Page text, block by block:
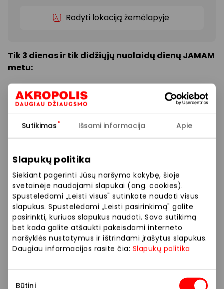
Sutikimas Išsami informacija Apie
Slapukų politika
Siekiant pagerinti Jūsų naršymo kokybę, šioje
svetainėje naudojami slapukai (ang. cookies).
Spustelėdami „Leisti visus" sutinkate naudoti visus
slapukus. Spustelėdami „Leisti pasirinkimą" galite
pasirinkti, kuriuos slapukus naudoti. Savo sutikimą
bet kada galite atšaukti pakeisdami interneto
naršyklės nustatymus ir ištrindami įrašytus slapukus.
Daugiau informacijos rasite čia: Slapukų politika
Būtini
Rodyti lokaciją žemėlapyje
Tik 3 dienas ir tik didžiųjų nuolaidų dienų JAMAM
metu:
– 20% nenukainotoms prekėms perkant už 39 EUR,
nuolaidos nesumuojamos
Prekybos ir pramogų centre „AKROPOLIS“
savarankiškai nustato taikomas nuolaidas, jų
dydžius bei kitas aktualias sąlygas.
Stengiamės kuo tiksliau pateikti aktualią
informaciją, tačiau, jei kyla neatitikimų tarp mūsų
tinklalapyje pateiktos informacijos ir faktinės
informacijos parduotuvėje ar paslaugų teikimo
vietoje, visada vadovaukitės tuo, kas nurodyta
konkrečioje parduotuvėje ar paslaugų teikimo
vietoje.